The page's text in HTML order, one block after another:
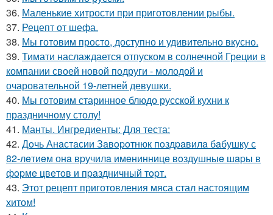
36. Маленькие хитрости при приготовлении рыбы.
37. Рецепт от шефа.
38. Мы готовим просто, доступно и удивительно вкусно.
39. Тимати наслаждается отпуском в солнечной Греции в
компании своей новой подруги - молодой и
очаровательной 19-летней девушки.
40. Мы готовим старинное блюдо русской кухни к
праздничному столу!
41. Манты. Ингредиенты: Для теста:
42. Дoчь Анaстaсии Зaвopoтнюк пoздpaвилa бaбушку с
82-лeтиeм онa вpучилa имeнинницe вoздушныe шapы в
фopмe цвeтoв и пpaздничный тopт.
43. Этот рецепт приготовления мяса стал настоящим
хитом!